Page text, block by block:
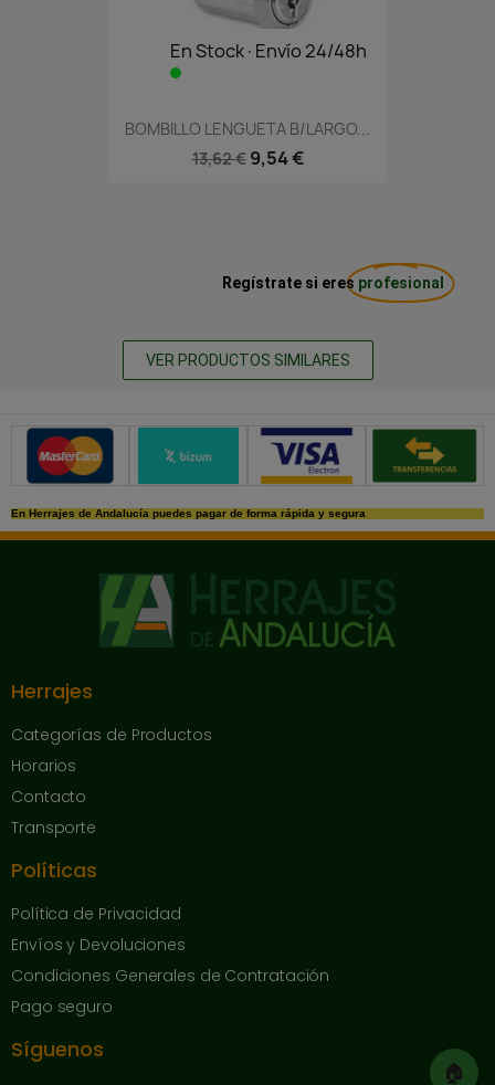
🏠
En Stock·Envío 24/48h
BOMBILLO LENGUETA B/LARGO...
13,62 € 9,54 €
Regístrate si eres profesional
VER PRODUCTOS SIMILARES
Métodos de pago seguros
En Herrajes de Andalucía puedes pagar de forma rápida y segura
Herrajes
Categorías de Productos
Horarios
Contacto
Transporte
Políticas
Política de Privacidad
Envíos y Devoluciones
Condiciones Generales de Contratación
Pago seguro
Síguenos